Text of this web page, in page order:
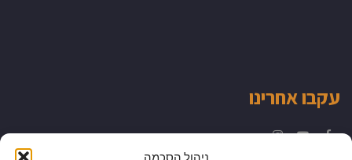
ניהול הסכמה
עקבו אחרינו